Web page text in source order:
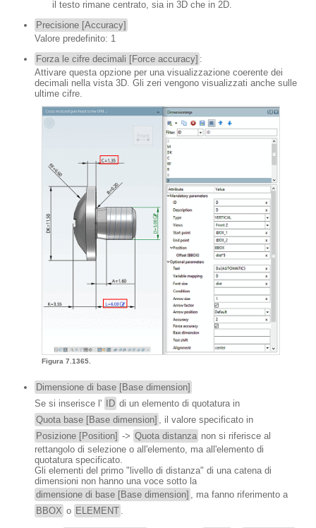
il testo rimane centrato, sia in 3D che in 2D.
Precisione [Accuracy]
Valore predefinito: 1
Forza le cifre decimali [Force accuracy] :
Attivare questa opzione per una visualizzazione coerente dei
decimali nella vista 3D. Gli zeri vengono visualizzati anche sulle
ultime cifre.
Figura 7.1365.
Dimensione di base [Base dimension]
Se si inserisce l'
ID di un elemento di quotatura in
Quota base [Base dimension] , il valore specificato in
Posizione [Position] -> Quota distanza non si riferisce al
rettangolo di selezione o all'elemento, ma all'elemento di
quotatura specificato.
Gli elementi del primo "livello di distanza" di una catena di
dimensioni non hanno una voce sotto la
dimensione di base [Base dimension] , ma fanno riferimento a
BBOX o ELEMENT .